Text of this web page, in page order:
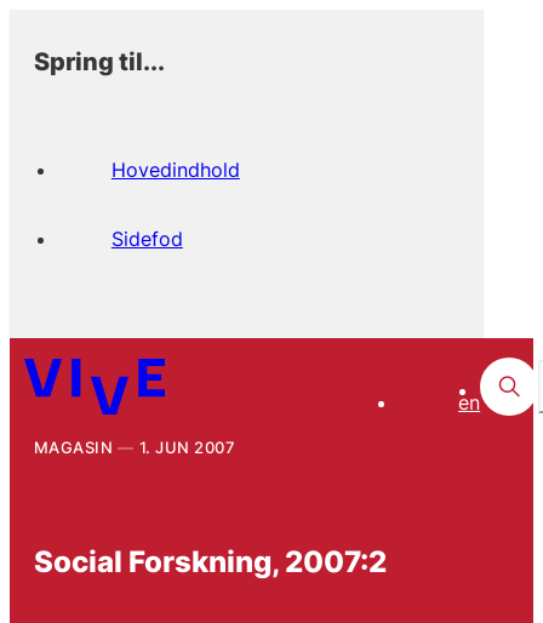
Spring til...
Hovedindhold
Sidefod
en
MAGASIN 1. JUN 2007
Social Forskning, 2007:2